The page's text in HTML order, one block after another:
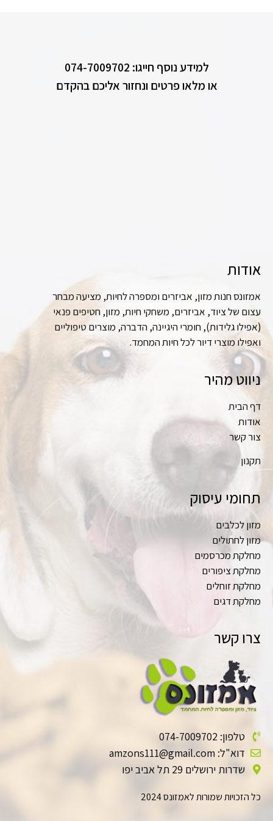
למידע נוסף חייגו: 074-7009702
או מלאו פרטים ונחזור אליכם בהקדם
אודות
אמזונס חנות מזון, אביזרים ומספרה לחיות, מציעה מבחר
עצום של ציוד, אביזרים, משחקי חיות, מזון, חטיפים פנאי
(אפילו גלידות), חומרי היגיינה, הדברה, מוצרים טיפוליים
ואפילו מוצרי דיור לכל חיות המחמד.
ניווט מהיר
דף הבית
אודות
צור קשר
תקנון
תחומי עיסוק
מזון לכלבים
מזון לחתולים
מחלקת מכרסמים
מחלקת ציפורים
מחלקת זוחלים
מחלקת דגים
צרו קשר
טלפון: 074-7009702
דוא"ל: amzons111@gmail.com
שדרות ירושלים 29 תל אביב יפו
כל הזכויות שמורות לאמזונס 2024